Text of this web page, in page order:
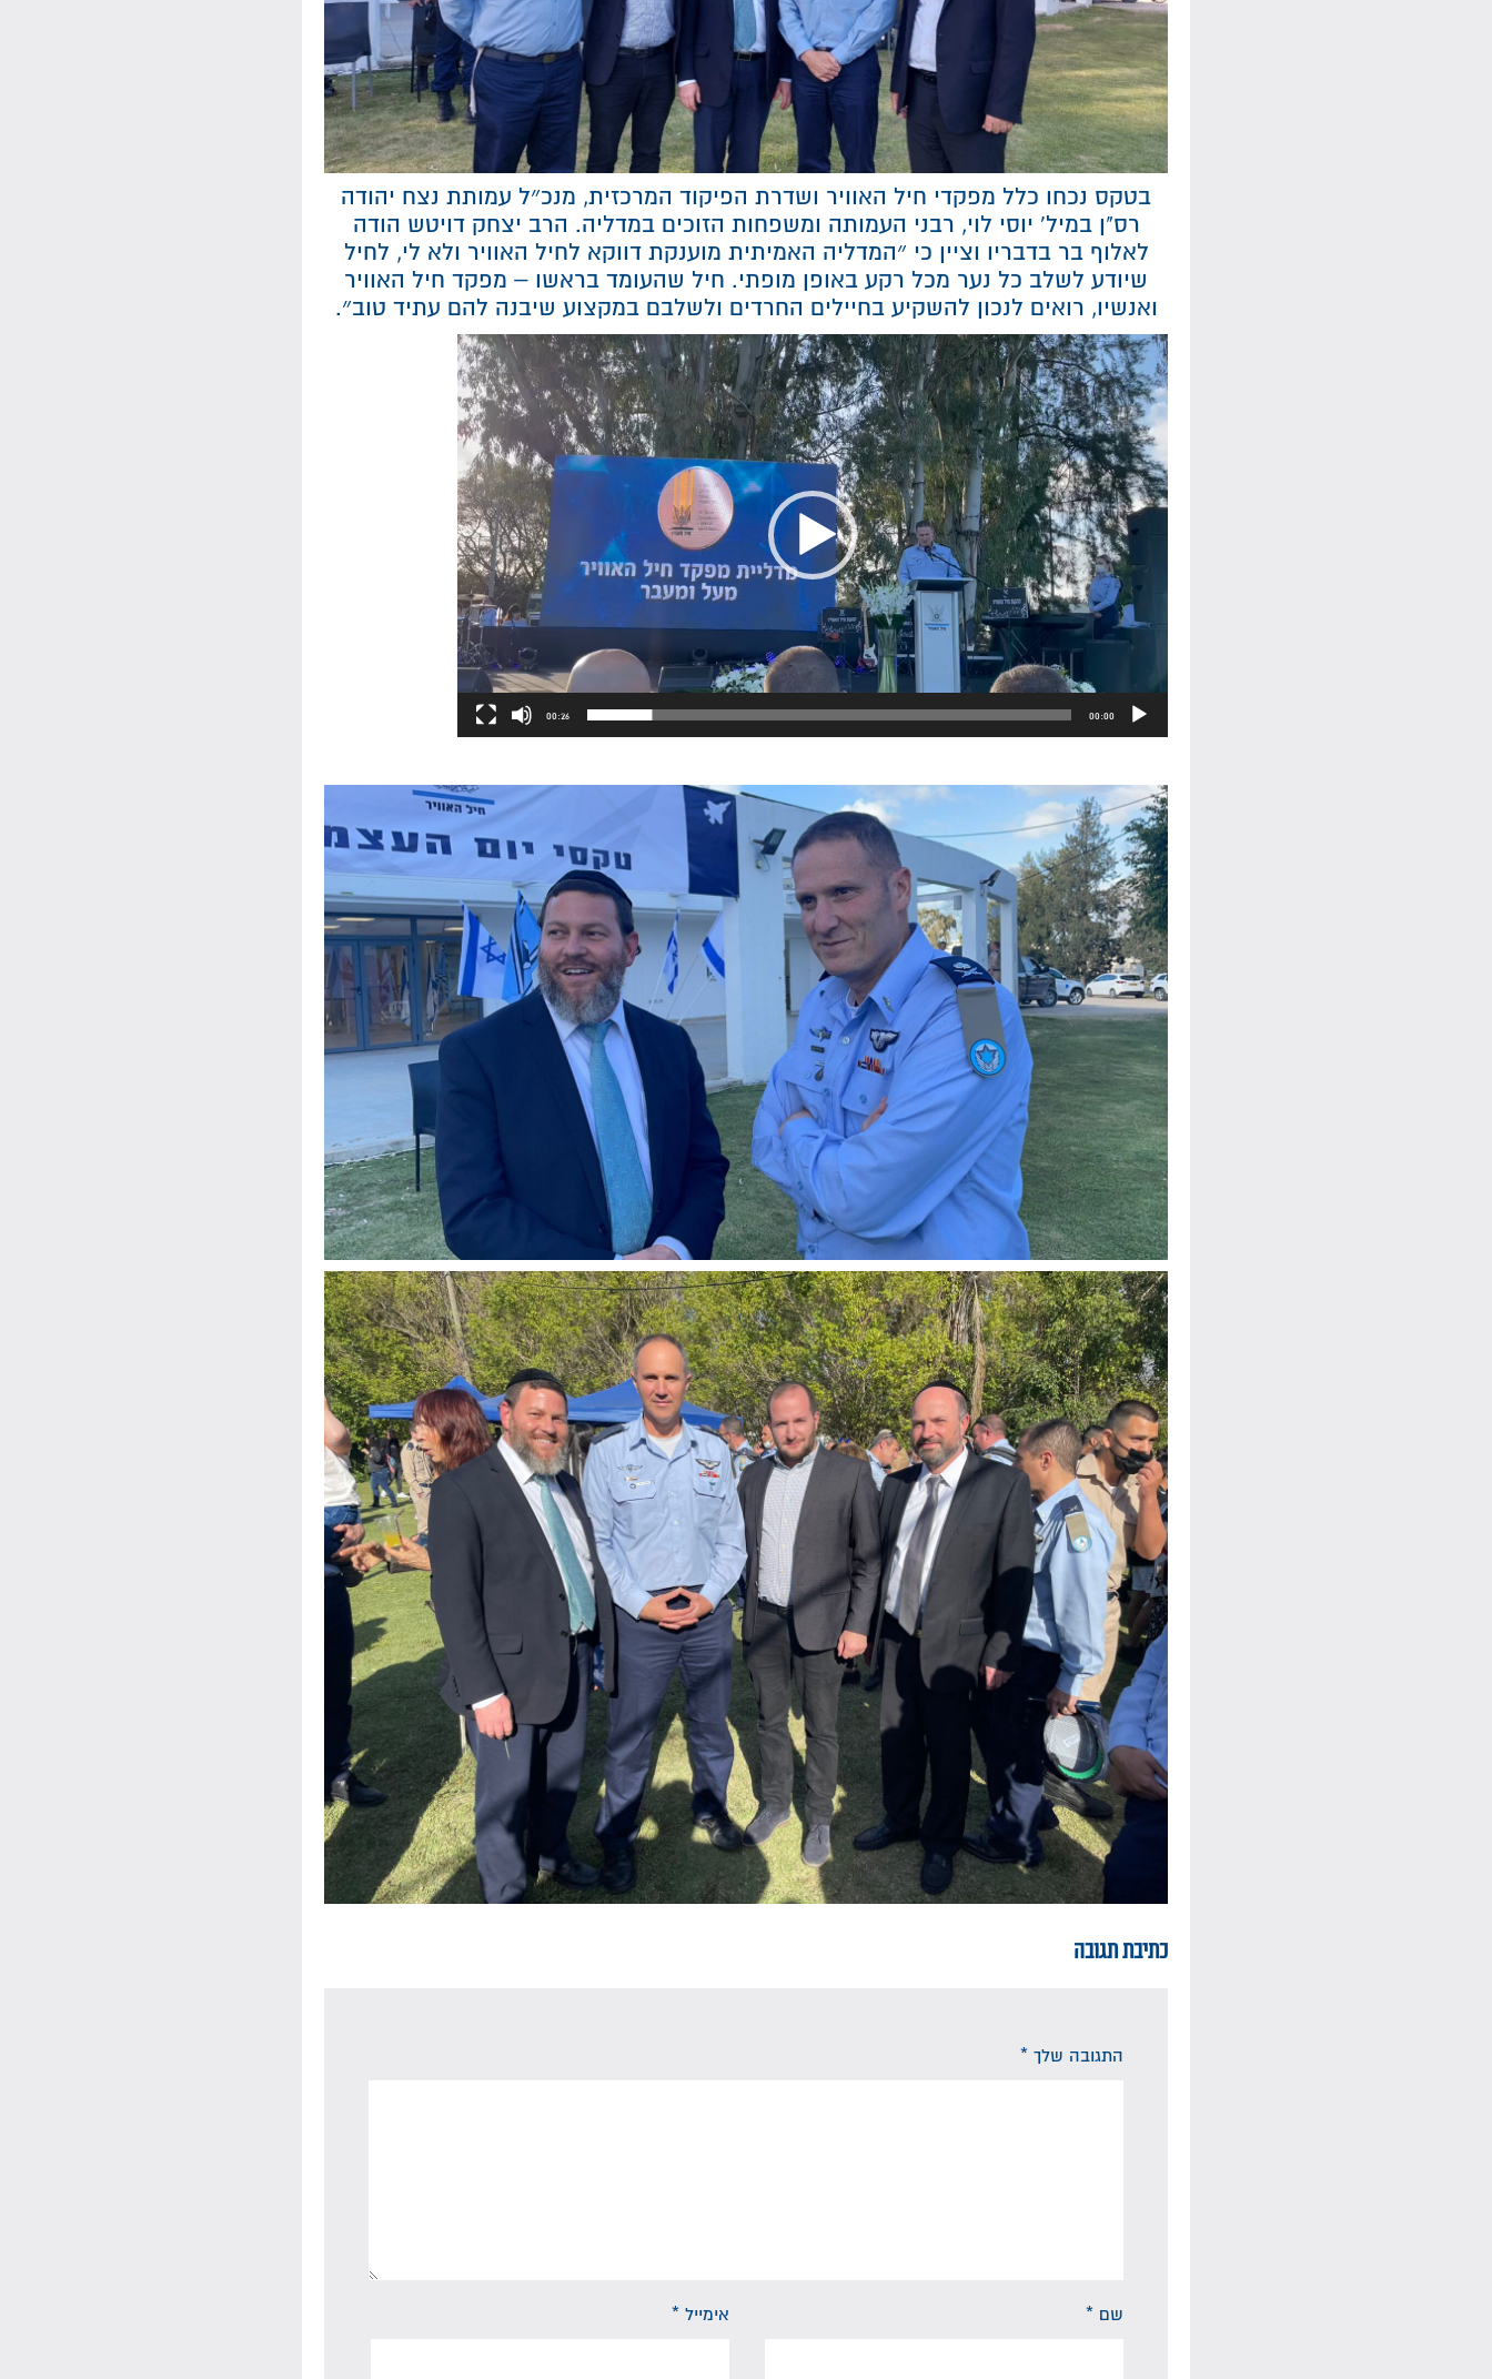
בטקס נכחו כלל מפקדי חיל האוויר ושדרת הפיקוד המרכזית, מנכ״ל עמותת נצח יהודה
רס"ן במיל' יוסי לוי, רבני העמותה ומשפחות הזוכים במדליה. הרב יצחק דויטש הודה
לאלוף בר בדבריו וציין כי ״המדליה האמיתית מוענקת דווקא לחיל האוויר ולא לי, לחיל
שיודע לשלב כל נער מכל רקע באופן מופתי. חיל שהעומד בראשו – מפקד חיל האוויר
ואנשיו, רואים לנכון להשקיע בחיילים החרדים ולשלבם במקצוע שיבנה להם עתיד טוב״.
נגן
וידאו
00:00
00:26
כתיבת תגובה
התגובה שלך *
שם * אימייל*